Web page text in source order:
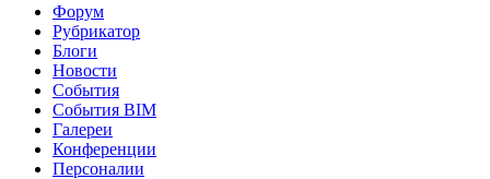
Форум
Рубрикатор
Блоги
Новости
События
События BIM
Галереи
Конференции
Персоналии